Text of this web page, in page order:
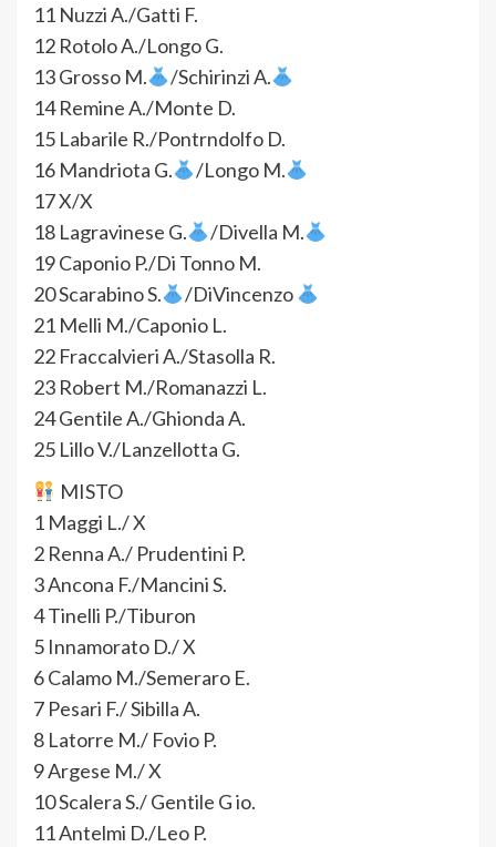
11 Nuzzi A./Gatti F.
12 Rotolo A./Longo G.
13 Grosso M.
/Schirinzi A.
14 Remine A./Monte D.
15 Labarile R./Pontrndolfo D.
16 Mandriota G.
/Longo M.
17 X/X
18 Lagravinese G.
/Divella M.
19 Caponio P./Di Tonno M.
20 Scarabino S.
/DiVincenzo
21 Melli M./Caponio L.
22 Fraccalvieri A./Stasolla R.
23 Robert M./Romanazzi L.
24 Gentile A./Ghionda A.
25 Lillo V./Lanzellotta G.
MISTO
1 Maggi L./ X
2 Renna A./ Prudentini P.
3 Ancona F./Mancini S.
4 Tinelli P./Tiburon
5 Innamorato D./ X
6 Calamo M./Semeraro E.
7 Pesari F./ Sibilla A.
8 Latorre M./ Fovio P.
9 Argese M./ X
10 Scalera S./ Gentile G io.
11 Antelmi D./Leo P.